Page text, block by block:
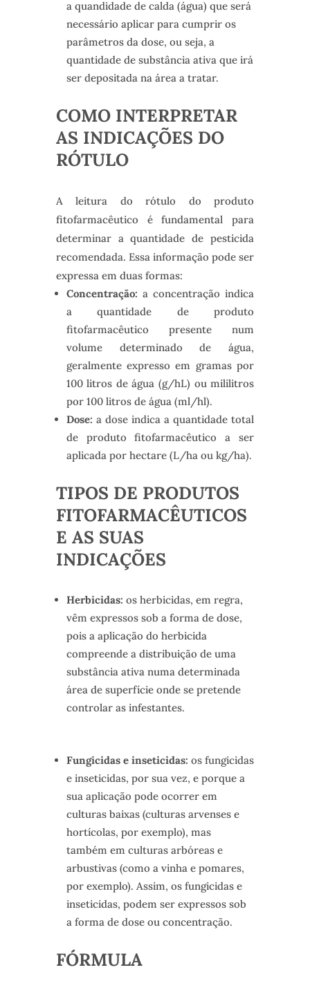
a quandidade de calda (água) que será
necessário aplicar para cumprir os
parâmetros da dose, ou seja, a
quantidade de substância ativa que irá
ser depositada na área a tratar.
COMO INTERPRETAR
AS INDICAÇÕES DO
RÓTULO
A leitura do rótulo do produto
fitofarmacêutico é fundamental para
determinar a quantidade de pesticida
recomendada. Essa informação pode ser
expressa em duas formas:
Concentração: a concentração indica
a quantidade de produto
fitofarmacêutico presente num
volume determinado de água,
geralmente expresso em gramas por
100 litros de água (g/hL) ou mililitros
por 100 litros de água (ml/hl).
Dose: a dose indica a quantidade total
de produto fitofarmacêutico a ser
aplicada por hectare (L/ha ou kg/ha).
TIPOS DE PRODUTOS
FITOFARMACÊUTICOS
E AS SUAS
INDICAÇÕES
Herbicidas: os herbicidas, em regra,
vêm expressos sob a forma de dose,
pois a aplicação do herbicida
compreende a distribuição de uma
substância ativa numa determinada
área de superfície onde se pretende
controlar as infestantes.
Fungicidas e inseticidas: os fungicidas
e inseticidas, por sua vez, e porque a
sua aplicação pode ocorrer em
culturas baixas (culturas arvenses e
hortícolas, por exemplo), mas
também em culturas arbóreas e
arbustivas (como a vinha e pomares,
por exemplo). Assim, os fungicidas e
inseticidas, podem ser expressos sob
a forma de dose ou concentração.
FÓRMULA